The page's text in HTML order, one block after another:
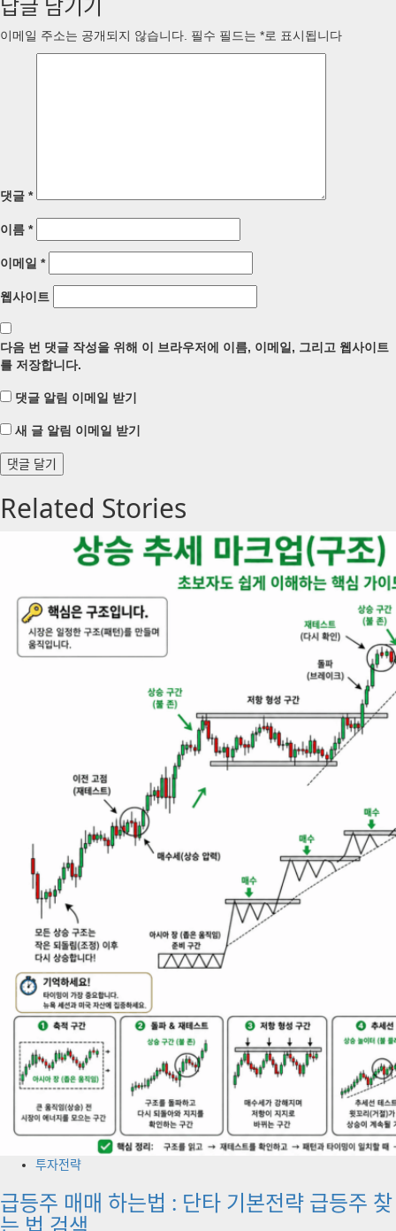
이메일 주소는 공개되지 않습니다. 필수 필드는 *로 표시됩니다
댓글 *
이름 *
이메일 *
웹사이트
다음 번 댓글 작성을 위해 이 브라우저에 이름, 이메일, 그리고 웹사이트
를 저장합니다.
댓글 알림 이메일 받기
새 글 알림 이메일 받기
Related Stories
투자전략
급등주 매매 하는법 : 단타 기본전략 급등주 찾